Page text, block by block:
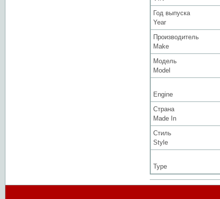
Год выпуска
Year
Производитель
Make
Модель
Model
Engine
Страна
Made In
Стиль
Style
Type